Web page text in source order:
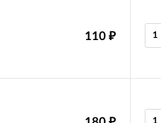
110 ₽